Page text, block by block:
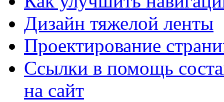
Дизайн тяжелой ленты
Проектирование
Ссылки в помощь
на сайт